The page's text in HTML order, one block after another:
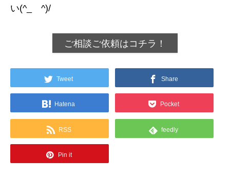
い(^_ゝ^)/
ご相談ご依頼はコチラ！
Tweet Share
Hatena Pocket
RSS feedly
Pin it